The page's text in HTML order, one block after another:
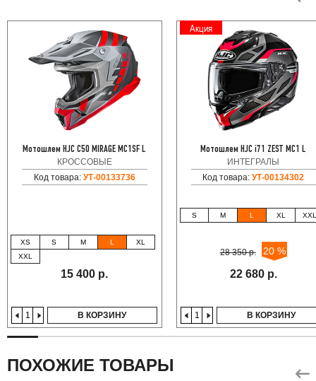
Мотошлем HJC C50 MIRAGE MC1SF L
КРОССОВЫЕ
Код товара: УТ-00133736
XS S M L
XL
XXL
15 400 р.
В КОРЗИНУ
Акция
Мотошлем HJC i71 ZEST MC1 L
ИНТЕГРАЛЫ
Код товара:УТ-00134302
S M L XL XXL
28 350 р. 20 %
22 680 р.
В КОРЗИНУ
ПОХОЖИЕ ТОВАРЫ